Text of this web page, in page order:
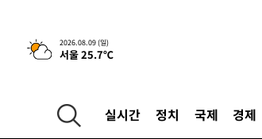
2026.08.09 (일)
서울 25.7℃
실시간 정치 국제 경제
-22685초 전 >
이란 "호르무즈 재개방 합의 근접…
-13732초 전 >